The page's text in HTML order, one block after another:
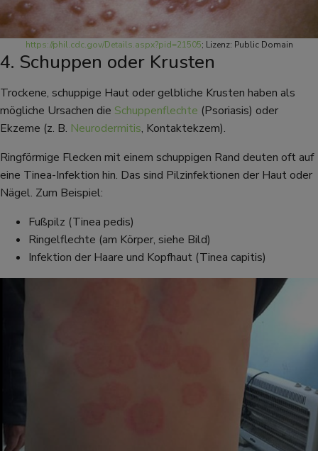
https://phil.cdc.gov/Details.aspx?pid=21505; Lizenz: Public Domain
4. Schuppen oder Krusten
Trockene, schuppige Haut oder gelbliche Krusten haben als
mögliche Ursachen die Schuppenflechte (Psoriasis) oder
Ekzeme (z. B. Neurodermitis, Kontaktekzem).
Ringförmige Flecken mit einem schuppigen Rand deuten oft auf
eine Tinea-Infektion hin. Das sind Pilzinfektionen der Haut oder
Nägel. Zum Beispiel:
Fußpilz (Tinea pedis)
Ringelflechte (am Körper, siehe Bild)
Infektion der Haare und Kopfhaut (Tinea capitis)